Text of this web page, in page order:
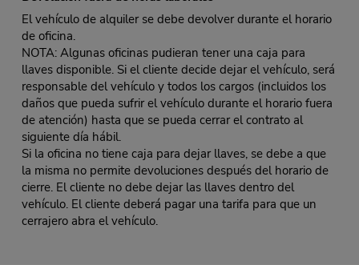
El vehículo de alquiler se debe devolver durante el horario
de oficina.
NOTA: Algunas oficinas pudieran tener una caja para
llaves disponible. Si el cliente decide dejar el vehículo, será
responsable del vehículo y todos los cargos (incluidos los
daños que pueda sufrir el vehículo durante el horario fuera
de atención) hasta que se pueda cerrar el contrato al
siguiente día hábil.
Si la oficina no tiene caja para dejar llaves, se debe a que
la misma no permite devoluciones después del horario de
cierre. El cliente no debe dejar las llaves dentro del
vehículo. El cliente deberá pagar una tarifa para que un
cerrajero abra el vehículo.